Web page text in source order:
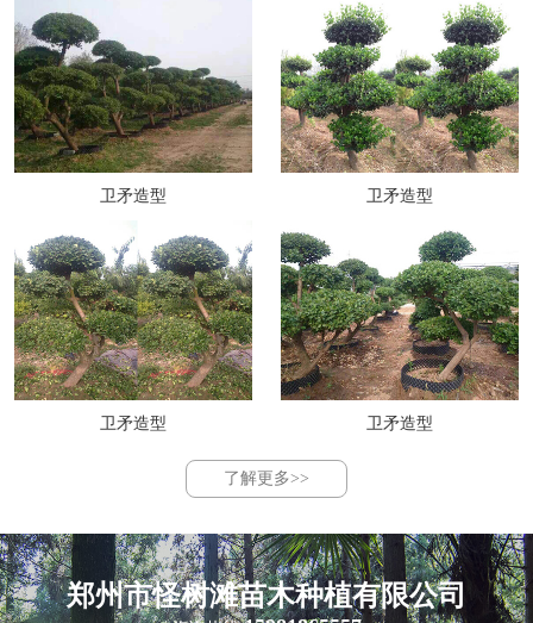
卫矛造型 卫矛造型
卫矛造型 卫矛造型
了解更多>>
郑州市怪树滩苗木种植有限公司